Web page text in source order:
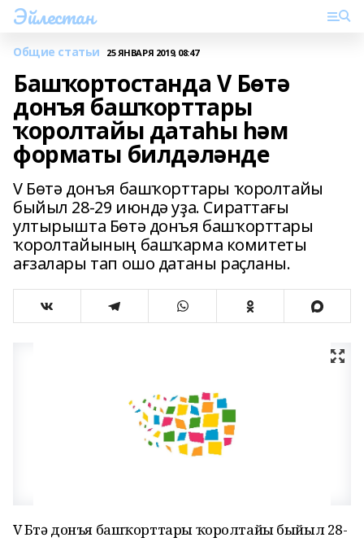
Эйлестан
Общие статьи 25 ЯНВАРЯ 2019, 08:47
Башҡортостанда V Бөтә
донъя башҡорттары
ҡоролтайы датаһы һәм
форматы билдәләнде
V Бөтә донъя башҡорттары ҡоролтайы
быйыл 28-29 июндә уҙа. Сираттағы
ултырышта Бөтә донъя башҡорттары
ҡоролтайының башҡарма комитеты
ағзалары тап ошо датаны раҫланы.
V Бөтә донъя башҡорттары ҡоролтайы быйыл 28-